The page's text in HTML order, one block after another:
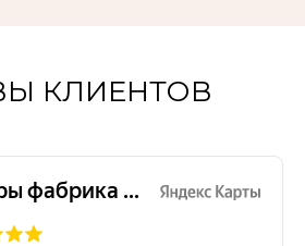
КЛИЕНТОВ